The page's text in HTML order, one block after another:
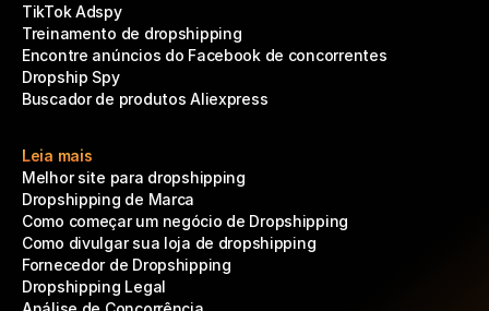
TikTok Adspy
Treinamento de dropshipping
Encontre anúncios do Facebook de concorrentes
Dropship Spy
Buscador de produtos Aliexpress
Leia mais
Melhor site para dropshipping
Dropshipping de Marca
Como começar um negócio de Dropshipping
Como divulgar sua loja de dropshipping
Fornecedor de Dropshipping
Dropshipping Legal